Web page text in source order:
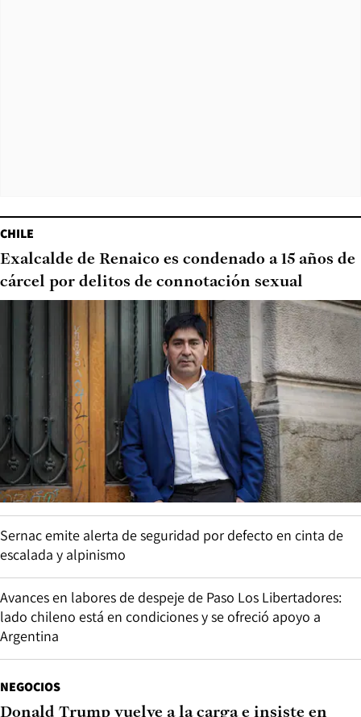
CHILE
Exalcalde de Renaico es condenado a 15 años de
cárcel por delitos de connotación sexual
Sernac emite alerta de seguridad por defecto en cinta de
escalada y alpinismo
Avances en labores de despeje de Paso Los Libertadores:
lado chileno está en condiciones y se ofreció apoyo a
Argentina
NEGOCIOS
Donald Trump vuelve a la carga e insiste en